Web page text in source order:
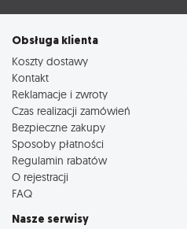
Obsługa klienta
Koszty dostawy
Kontakt
Reklamacje i zwroty
Czas realizacji zamówień
Bezpieczne zakupy
Sposoby płatności
Regulamin rabatów
O rejestracji
FAQ
Nasze serwisy